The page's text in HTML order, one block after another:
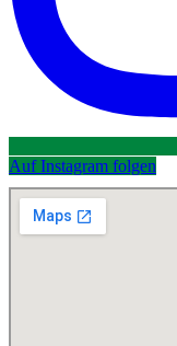
Auf Instagram folgen